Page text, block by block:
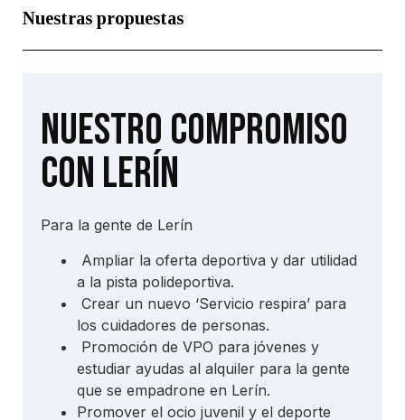
Nuestras propuestas
Nuestro compromiso
con Lerín
Para la gente de Lerín
Ampliar la oferta deportiva y dar utilidad
a la pista polideportiva.
Crear un nuevo ‘Servicio respira’ para
los cuidadores de personas.
Promoción de VPO para jóvenes y
estudiar ayudas al alquiler para la gente
que se empadrone en Lerín.
Promover el ocio juvenil y el deporte